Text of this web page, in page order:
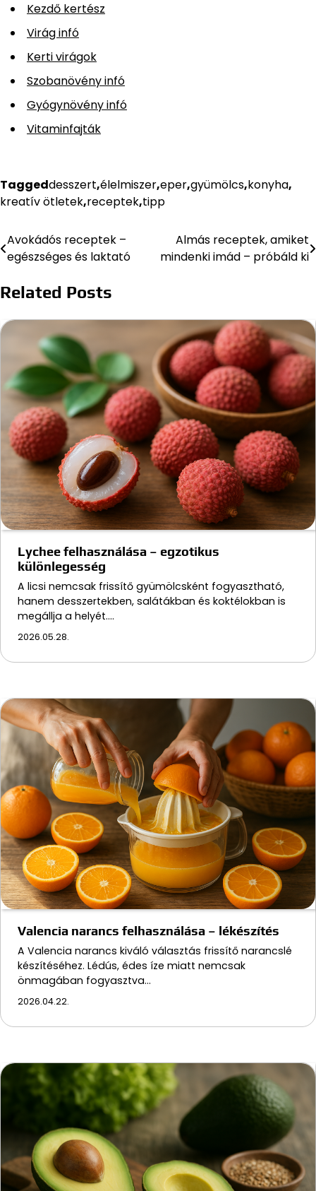
Kezdő kertész
Virág infó
Kerti virágok
Szobanövény infó
Gyógynövény infó
Vitaminfajták
Taggeddesszert,élelmiszer,eper,gyümölcs,konyha,
kreatív ötletek,receptek,tipp
Bejegyzés
navigáció
Avokádós receptek –
egészséges és laktató
Almás receptek, amiket
mindenki imád – próbáld ki
Related Posts
Lychee felhasználása – egzotikus
különlegesség
A licsi nemcsak frissítő gyümölcsként fogyasztható,
hanem desszertekben, salátákban és koktélokban is
megállja a helyét.…
2026.05.28.
Valencia narancs felhasználása – lékészítés
A Valencia narancs kiváló választás frissítő narancslé
készítéséhez. Lédús, édes íze miatt nemcsak
önmagában fogyasztva…
2026.04.22.